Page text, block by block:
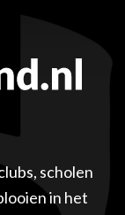
scholen
in het